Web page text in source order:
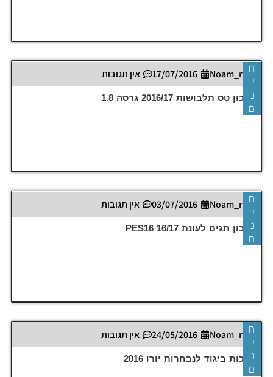
Noam_r
17/07/2016 אין תגובות
עדכון טס תלבושות 2016/17 גרסה 1.8
ח
י
נ
ם
Noam_r
03/07/2016 אין תגובות
עדכון תגים לעונת 16/17 PES16
ח
י
נ
ם
Noam_r
24/05/2016 אין תגובות
ערכות ביגוד לנבחרות יורו 2016
ח
י
נ
ם